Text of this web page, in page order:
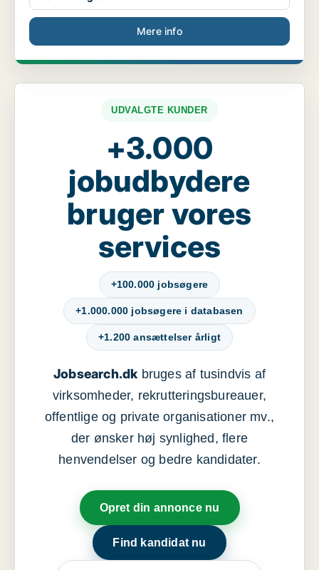
Mere info
UDVALGTE KUNDER
+3.000
jobudbydere
bruger vores
services
+100.000 jobsøgere
+1.000.000 jobsøgere i databasen
+1.200 ansættelser årligt
Jobsearch.dkbruges af tusindvis af
virksomheder, rekrutteringsbureauer,
offentlige og private organisationer mv.,
der ønsker høj synlighed, flere
henvendelser og bedre kandidater.
Opret din annonce nu
Find kandidat nu